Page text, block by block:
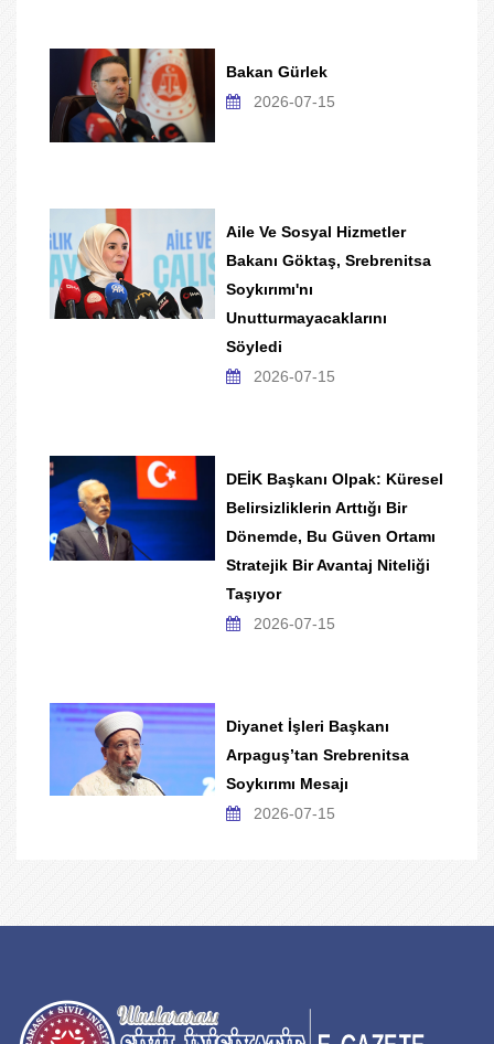
Bakan Gürlek
2026-07-15
Aile Ve Sosyal Hizmetler
Bakanı Göktaş, Srebrenitsa
Soykırımı'nı
Unutturmayacaklarını
Söyledi
2026-07-15
DEİK Başkanı Olpak: Küresel
Belirsizliklerin Arttığı Bir
Dönemde, Bu Güven Ortamı
Stratejik Bir Avantaj Niteliği
Taşıyor
2026-07-15
Diyanet İşleri Başkanı
Arpaguş’tan Srebrenitsa
Soykırımı Mesajı
2026-07-15